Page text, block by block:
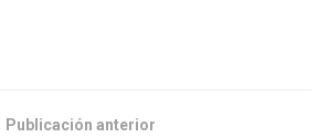
Publicación anterior